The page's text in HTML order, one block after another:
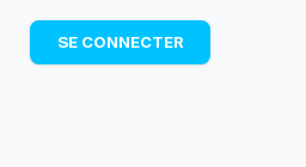
TÉLÉCHARGER
SE CONNECTER